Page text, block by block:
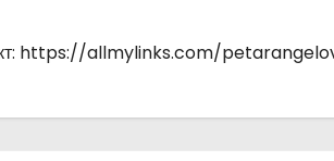
https://allmylinks.com/